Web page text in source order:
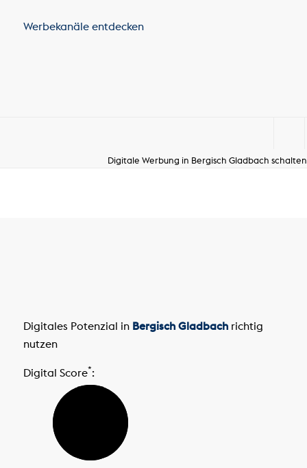
Werbekanäle entdecken
Digitale Werbung in Bergisch Gladbach schalten
Digitales Potenzial in Bergisch Gladbachrichtig
nutzen
Digital Score*: